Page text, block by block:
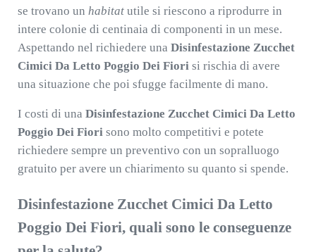
se trovano un habitatutile si riescono a riprodurre in
intere colonie di centinaia di componenti in un mese.
Aspettando nel richiedere una Disinfestazione Zucchet
Cimici Da Letto Poggio Dei Fiori si rischia di avere
una situazione che poi sfugge facilmente di mano.
I costi di una Disinfestazione Zucchet Cimici Da Letto
Poggio Dei Fiori sono molto competitivi e potete
richiedere sempre un preventivo con un sopralluogo
gratuito per avere un chiarimento su quanto si spende.
Disinfestazione Zucchet Cimici Da Letto
Poggio Dei Fiori, quali sono le conseguenze